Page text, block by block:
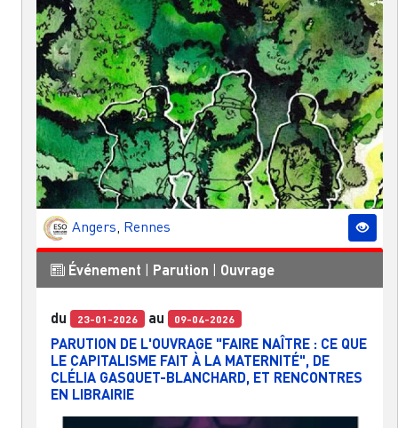
Angers Rennes
Événement Parution Ouvrage
du 23-01-2026 au 09-04-2026
PARUTION DE L'OUVRAGE "FAIRE NAÎTRE : CE QUE
LE CAPITALISME FAIT À LA MATERNITÉ", DE
CLÉLIA GASQUET-BLANCHARD, ET RENCONTRES
EN LIBRAIRIE